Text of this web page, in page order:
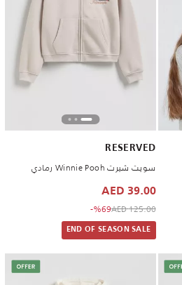
RESERVED
سويت شيرت Winnie Pooh رمادي
39.00 AED
Price reduced from
125.00 AED
to 39.00 AED
%69-
END OF SEASON SALE